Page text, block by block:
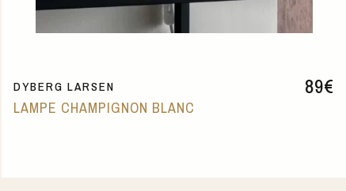
89€
DYBERG LARSEN
LAMPE CHAMPIGNON BLANC